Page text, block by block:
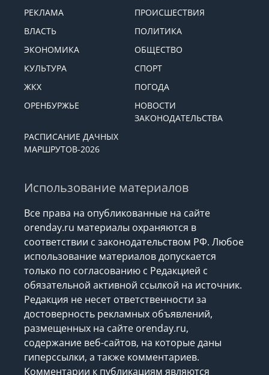
РЕКЛАМА
ПРОИСШЕСТВИЯ
ВЛАСТЬ
ПОЛИТИКА
ЭКОНОМИКА
ОБЩЕСТВО
КУЛЬТУРА
СПОРТ
ЖКХ
ПОГОДА
ОРЕНБУРЖЬЕ
НОВОСТИ
ЗАКОНОДАТЕЛЬСТВА
РАСПИСАНИЕ ДАЧНЫХ
МАРШРУТОВ-2026
Использование материалов
Все права на опубликованные на сайте
orenday.ru материалы охраняются в
соответствии с законодательством РФ. Любое
использование материалов допускается
только по согласованию с Редакцией с
обязательной активной ссылкой на источник.
Редакция не несет ответственности за
достоверность рекламных объявлений,
размещенных на сайте orenday.ru,
содержание веб-сайтов, на которые даны
гиперссылки, а также комментариев.
Комментарии к публикациям являются